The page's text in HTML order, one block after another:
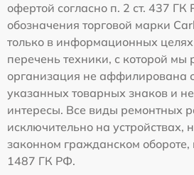
офертой согласно п. 2 ст. 437
обозначения торговой марки
только в информационных
перечень техники, с которой
организация не аффилирована
указанных товарных знаков и
интересы. Все виды ремонтных
исключительно на устройствах,
законном гражданском обороте,
1487 ГК РФ.